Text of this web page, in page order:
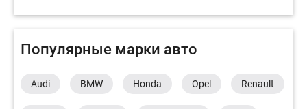
Популярные марки авто
Audi BMW Honda Opel Renault